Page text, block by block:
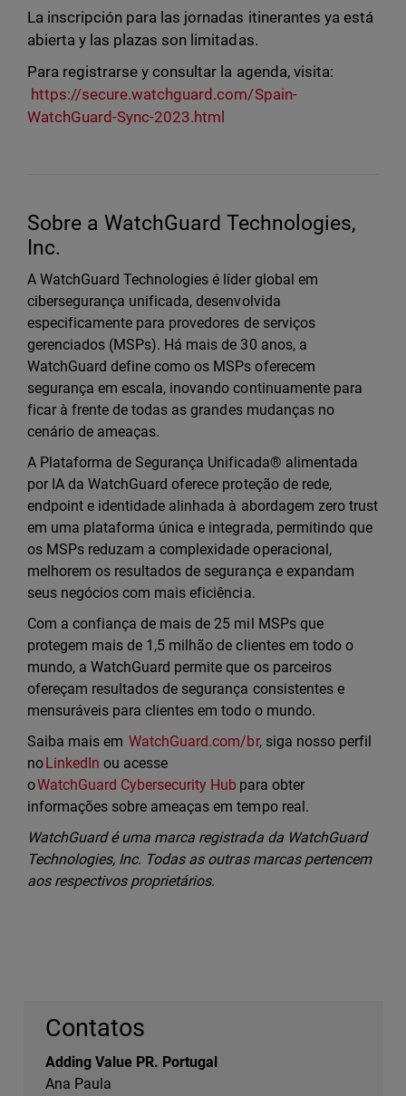
La inscripción para las jornadas itinerantes ya está
abierta y las plazas son limitadas.
Para registrarse y consultar la agenda, visita:
https://secure.watchguard.com/Spain-
WatchGuard-Sync-2023.html
Sobre a WatchGuard Technologies,
Inc.
A WatchGuard Technologies é líder global em
cibersegurança unificada, desenvolvida
especificamente para provedores de serviços
gerenciados (MSPs). Há mais de 30 anos, a
WatchGuard define como os MSPs oferecem
segurança em escala, inovando continuamente para
ficar à frente de todas as grandes mudanças no
cenário de ameaças.
A Plataforma de Segurança Unificada® alimentada
por IA da WatchGuard oferece proteção de rede,
endpoint e identidade alinhada à abordagem zero trust
em uma plataforma única e integrada, permitindo que
os MSPs reduzam a complexidade operacional,
melhorem os resultados de segurança e expandam
seus negócios com mais eficiência.
Com a confiança de mais de 25 mil MSPs que
protegem mais de 1,5 milhão de clientes em todo o
mundo, a WatchGuard permite que os parceiros
ofereçam resultados de segurança consistentes e
mensuráveis para clientes em todo o mundo.
Saiba mais emWatchGuard.com/br, siga nosso perfil
no LinkedIn ou acesse
oWatchGuard Cybersecurity Hub para obter
informações sobre ameaças em tempo real.
WatchGuard é uma marca registrada da WatchGuard
Technologies, Inc. Todas as outras marcas pertencem
aos respectivos proprietários.
Contatos
Adding Value PR. Portugal
Ana Paula